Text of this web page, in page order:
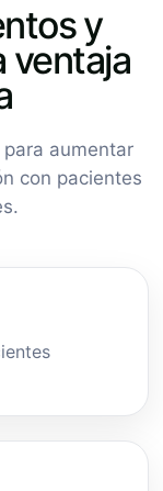
y
ventaja
aumentar
con pacientes